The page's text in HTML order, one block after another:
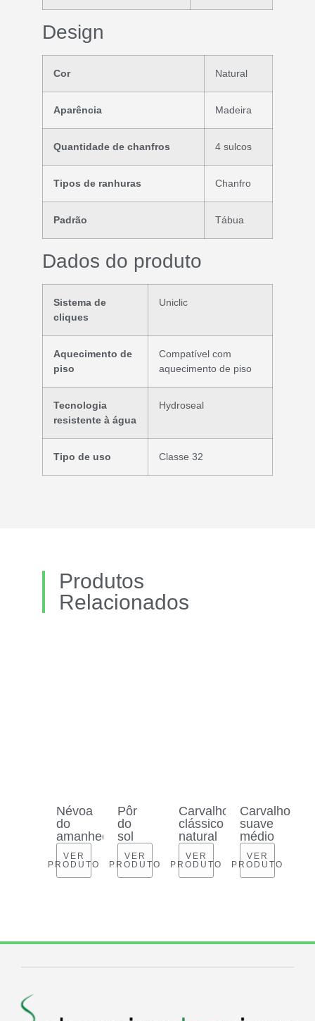
Design
Cor Natural
Aparência Madeira
Quantidade de chanfros 4 sulcos
Tipos de ranhuras Chanfro
Padrão Tábua
Dados do produto
Sistema de
cliques
Uniclic
Aquecimento de
piso
Compatível com
aquecimento de piso
Tecnologia
resistente à água
Hydroseal
Tipo de uso Classe 32
Produtos
Relacionados
Névoa
do
amanhecer
VER
PRODUTO
Pôr
do
sol
VER
PRODUTO
Carvalho
clássico
natural
VER
PRODUTO
Carvalho
suave
médio
VER
PRODUTO